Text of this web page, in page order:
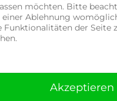
möchten. Bitte
einer Ablehnung
Funktionalitäten der Seite
Akzeptieren